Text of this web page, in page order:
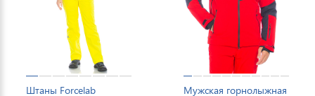
Штаны Forcelab
Мужская горнолыжная